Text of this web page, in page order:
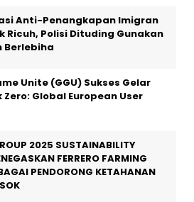
Anti-Penangkapan Imigran
Ricuh, Polisi Dituding Gunakan
Berlebiha
Unite (GGU) Sukses Gelar
Zero: Global European User
2025 SUSTAINABILITY
FERRERO FARMING
PENDORONG KETAHANAN